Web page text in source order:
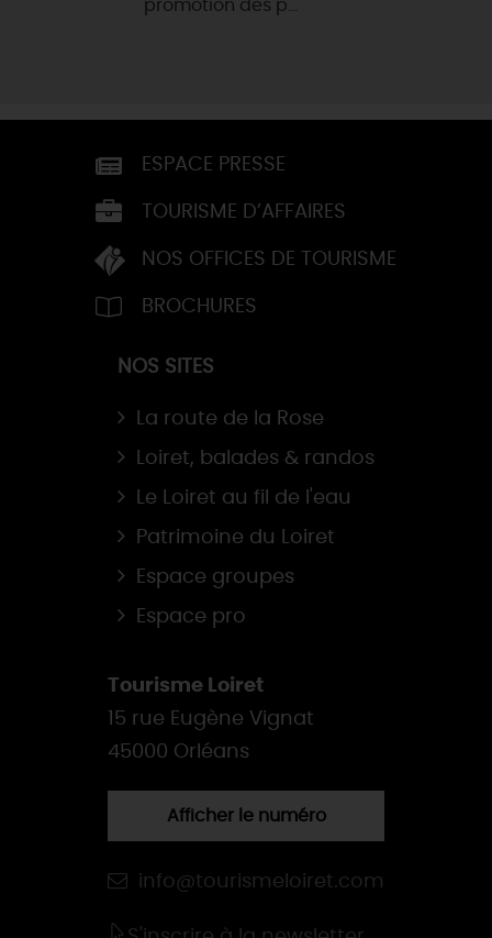
promotion des p...
ESPACE PRESSE
TOURISME D’AFFAIRES
NOS OFFICES DE TOURISME
BROCHURES
NOS SITES
La route de la Rose
Loiret, balades & randos
Le Loiret au fil de l'eau
Patrimoine du Loiret
Espace groupes
Espace pro
Tourisme Loiret
15 rue Eugène Vignat
45000 Orléans
Afficher le numéro
info@tourismeloiret.com